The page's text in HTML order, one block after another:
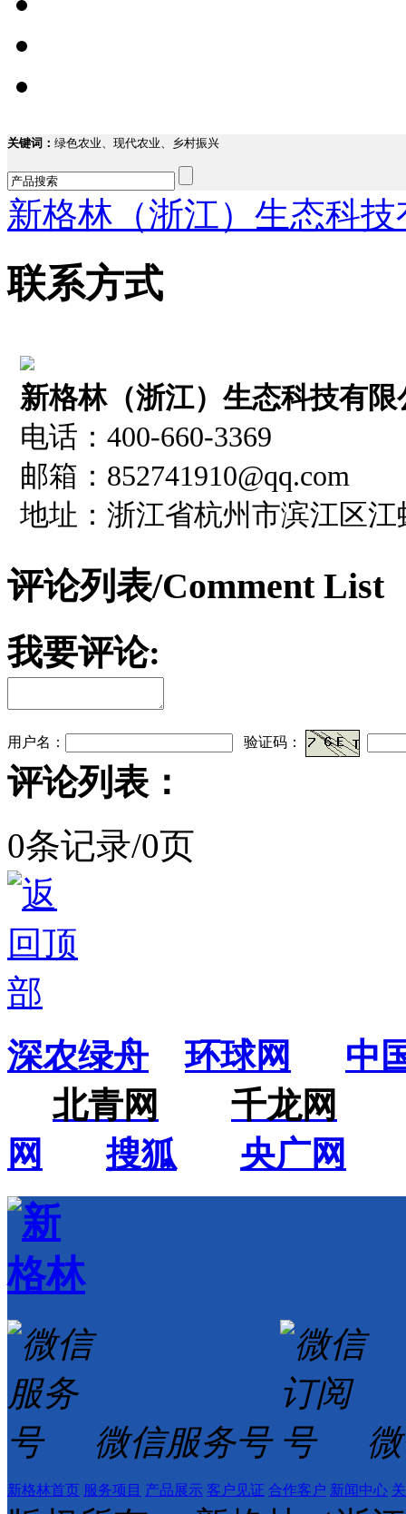
关键词： 绿色农业、现代农业、乡村振兴
新格林（浙江）生态科
联系方式
新格林（浙江）生态科技有限
电话：400-660-3369
邮箱：852741910@qq.com
地址：浙江省杭州市滨江区江
评论列表/Comment List
我要评论:
用户名： 验证码：
评论列表：
0条记录/0页
深农绿舟 环球网
中
北青网
千龙网
网
搜狐 央广网
微信服务号
新格林首页 服务项目 产品展示 客户见证 合作客户 新闻中心